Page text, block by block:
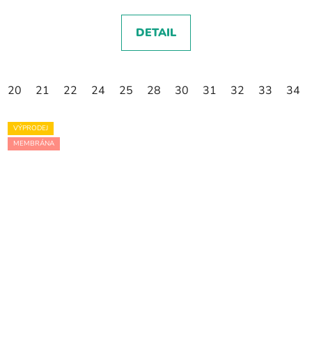
DETAIL
20 21 22 24 25 28 30 31 32 33 34
VÝPRODEJ
MEMBRÁNA